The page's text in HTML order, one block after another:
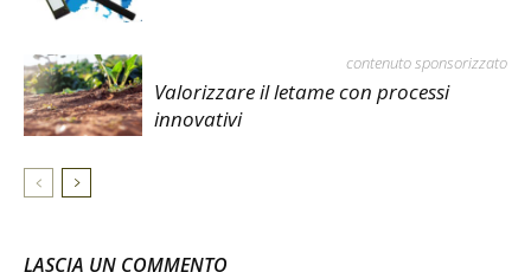
contenuto sponsorizzato
Valorizzare il letame con processi
innovativi
LASCIA UN COMMENTO